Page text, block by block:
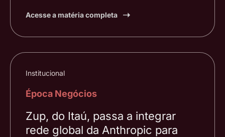
Acesse a matéria completa
Institucional
Época Negócios
Zup, do Itaú, passa a integrar
rede global da Anthropic para